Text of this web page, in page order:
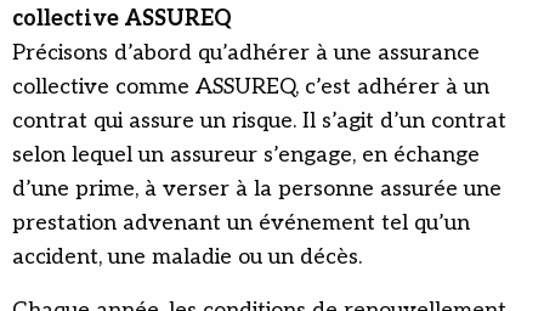
collective ASSUREQ
Précisons d’abord qu’adhérer à une assurance
collective comme ASSUREQ, c’est adhérer à un
contrat qui assure un risque. Il s’agit d’un contrat
selon lequel un assureur s’engage, en échange
d’une prime, à verser à la personne assurée une
prestation advenant un événement tel qu’un
accident, une maladie ou un décès.